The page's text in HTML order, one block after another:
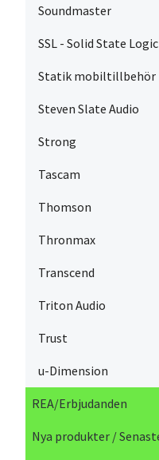
Soundmaster
SSL - Solid State Logic
Statik mobiltillbehör
Steven Slate Audio
Strong
Tascam
Thomson
Thronmax
Transcend
Triton Audio
Trust
u-Dimension
REA/Erbjudanden
Nya produkter /